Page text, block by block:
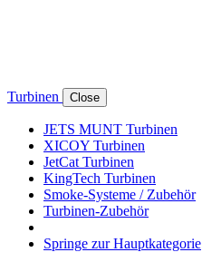
Turbinen Close
JETS MUNT Turbinen
XICOY Turbinen
JetCat Turbinen
KingTech Turbinen
Smoke-Systeme / Zubehör
Turbinen-Zubehör
Springe zur Hauptkategorie